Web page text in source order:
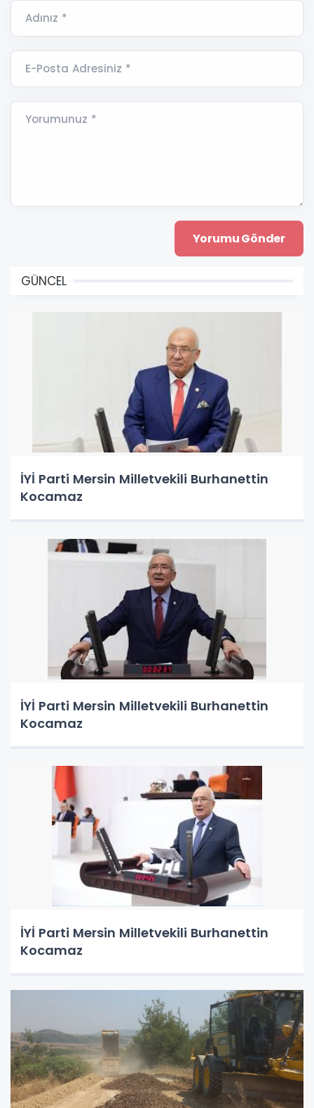
Adınız *
E-Posta Adresiniz *
Yorumunuz *
GÜNCEL
İYİ Parti Mersin Milletvekili Burhanettin
Kocamaz
İYİ Parti Mersin Milletvekili Burhanettin
Kocamaz
İYİ Parti Mersin Milletvekili Burhanettin
Kocamaz